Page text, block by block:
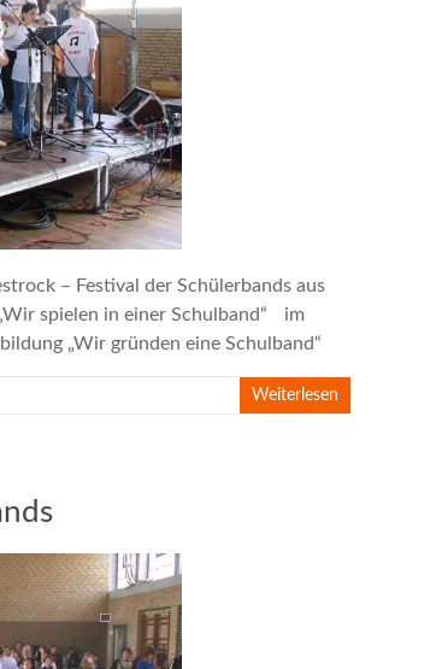
– Festival der Schülerbands aus
spielen in einer Schulband“ im
„Wir gründen eine Schulband“
Weiterlesen